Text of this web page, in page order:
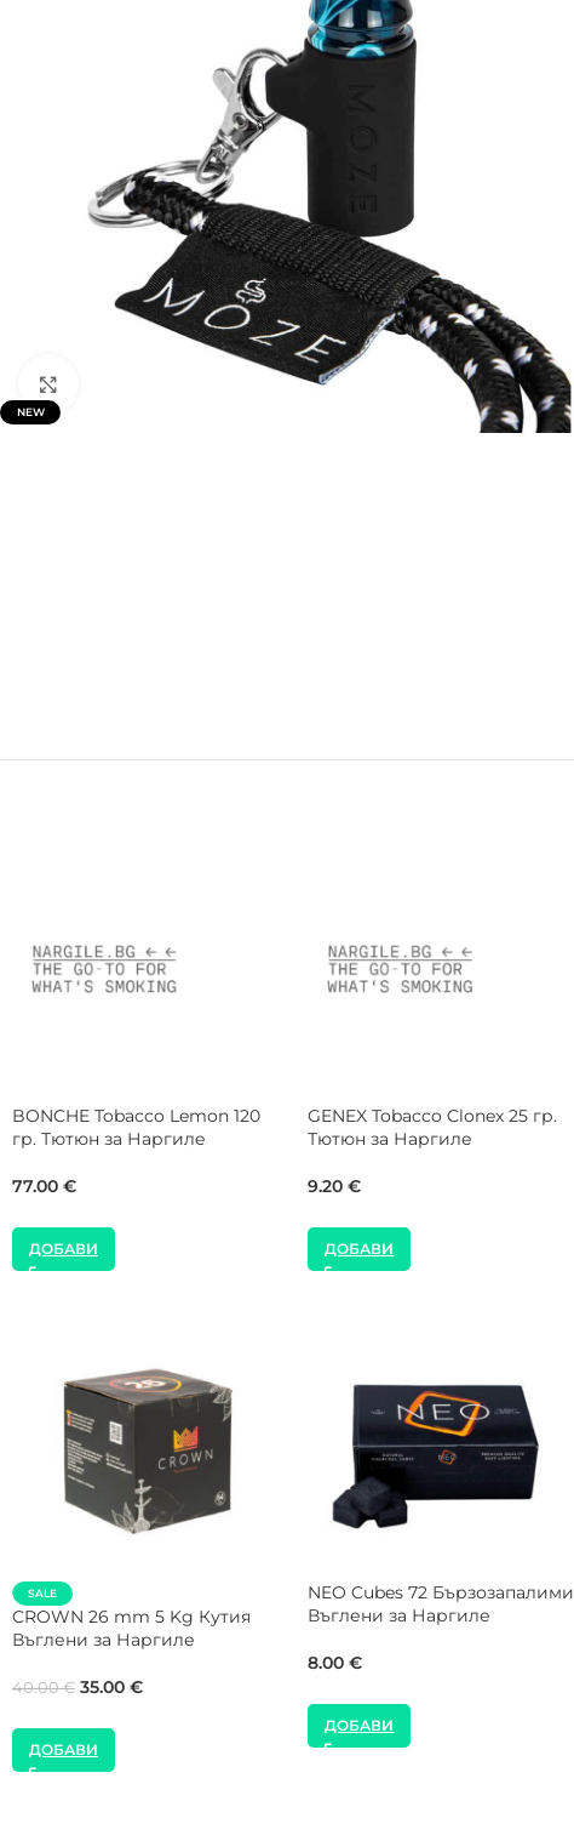
NEW
DARKSIDE Tobacco Core
Cosmos 200 гр. Тютюн за
61.41€
ДОБАВИ
SEBERO Tobacco Black
Amarena Cherry 25 гр. Тютюн
8.00€
ДОБАВИ
SALE
NEW
COCOLOCO 27 mm 5 Kg
ДОБАВИ
Gorilla Cube 28 mm 1 Kg Кутия
Въглени за Наргиле
8.00€
ДОБАВИ